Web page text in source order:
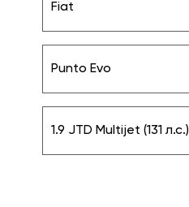
Fiat
Punto Evo
1.9 JTD Multijet (131 л.с.)